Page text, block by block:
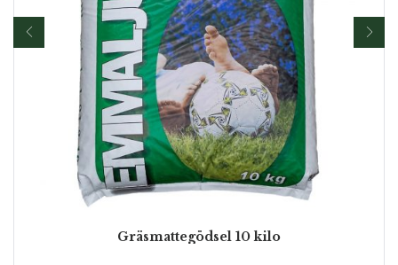
Gräsmattegödsel 10 kilo